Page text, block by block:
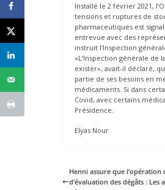
Installé le 2 février 2021,
tensions et ruptures de
pharmaceutiques est
entrevue avec des
instruit l’Inspection
«L’Inspection générale de
exister», avait-il déclaré,
partie de ses besoins en
médicaments. Si dans
Covid, avec certains
Présidence.
Elyas Nour
Henni assure que
d’évaluation des dégâts :